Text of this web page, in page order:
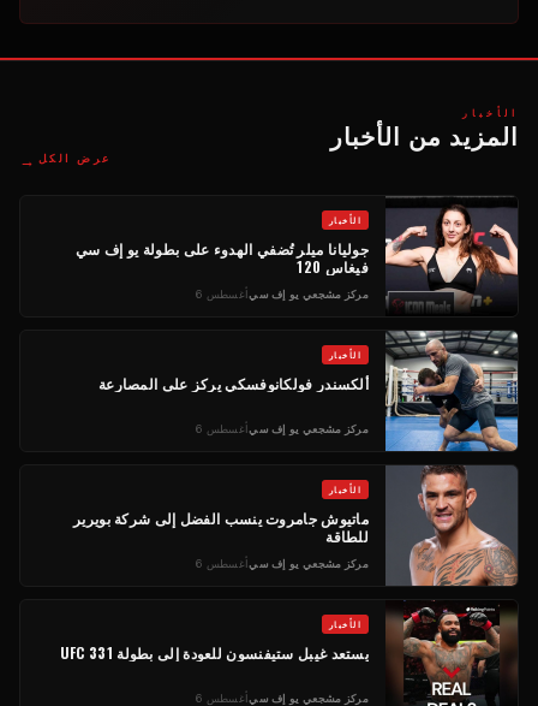
الأخبار
المزيد من الأخبار
عرض الكل →
الأخبار
جوليانا ميلر تُضفي الهدوء على بطولة يو إف سي
فيغاس 120
مركز مشجعي يو إف سيأغسطس 6
الأخبار
ألكسندر فولكانوفسكي يركز على المصارعة
مركز مشجعي يو إف سيأغسطس 6
الأخبار
ماتيوش جامروت ينسب الفضل إلى شركة بويرير
للطاقة
مركز مشجعي يو إف سيأغسطس 6
الأخبار
يستعد غيبل ستيفنسون للعودة إلى بطولة UFC 331
مركز مشجعي يو إف سيأغسطس 6